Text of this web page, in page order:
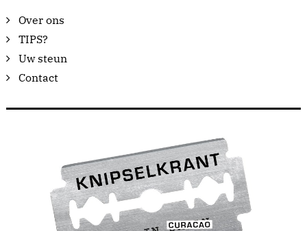
Over ons
TIPS?
Uw steun
Contact